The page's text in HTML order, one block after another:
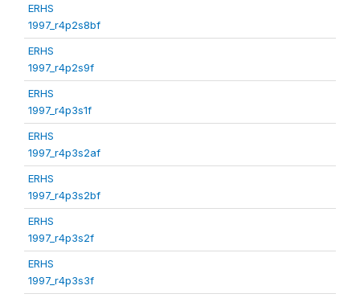
ERHS
1997_r4p2s8bf
ERHS
1997_r4p2s9f
ERHS
1997_r4p3s1f
ERHS
1997_r4p3s2af
ERHS
1997_r4p3s2bf
ERHS
1997_r4p3s2f
ERHS
1997_r4p3s3f